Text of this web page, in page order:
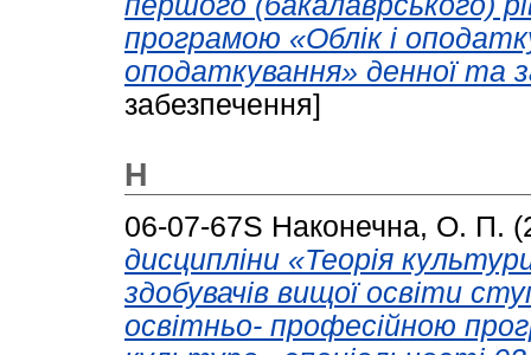
програмою «Облік і
оподаткування» денної та
забезпечення]
Н
06-07-67S Наконечна, О. П.
дисципліни «Теорія
здобувачів вищої освіти
освітньо- професійною